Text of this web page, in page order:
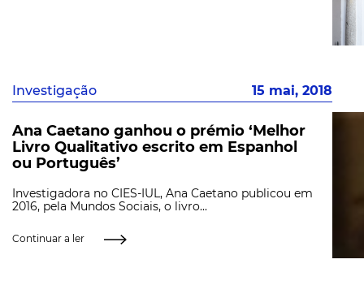
Investigação 15 mai, 2018
Ana Caetano ganhou o prémio ‘Melhor
Livro Qualitativo escrito em Espanhol
ou Português’
Investigadora no CIES-IUL, Ana Caetano publicou em
2016, pela Mundos Sociais, o livro...
Continuar a ler